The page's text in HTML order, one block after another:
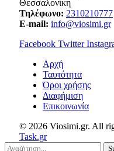
Θεσσαλονίκη
Τηλέφωνο: 2310210777
E-mail: info@viosimi.gr
Facebook Twitter
Aρχή
Ταυτότητα
Όροι χρήσης
Διαφήμιση
Επικοινωνία
© 2026 Viosimi.gr. All
Task.gr